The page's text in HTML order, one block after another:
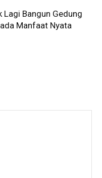
Lagi Bangun Gedung
Manfaat Nyata